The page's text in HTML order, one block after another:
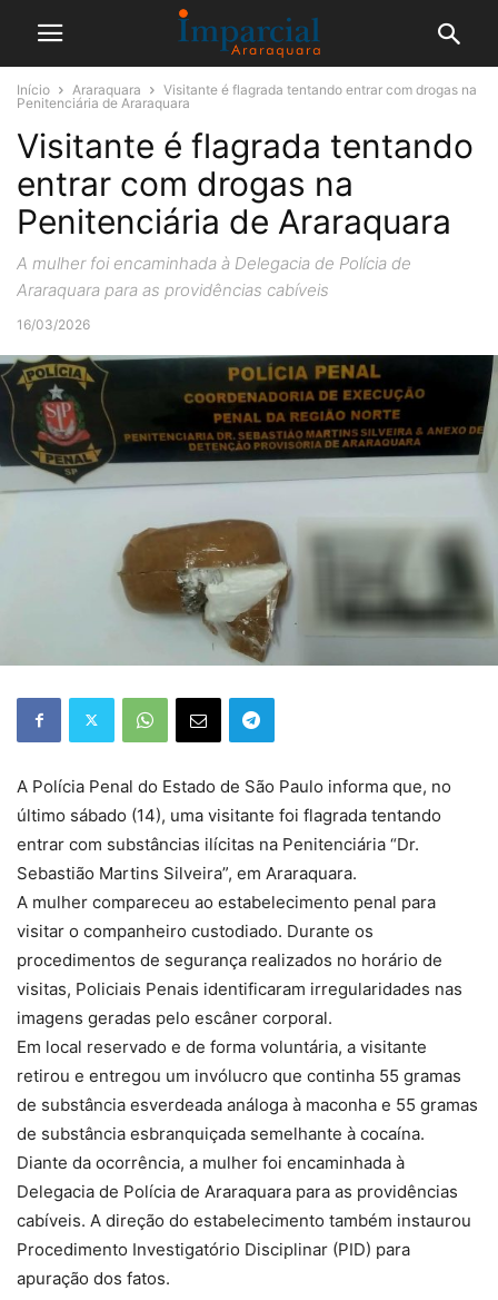
Início Araraquara
Visitante é flagrada tentando entrar com drogas na
Penitenciária de Araraquara
Visitante é flagrada tentando
entrar com drogas na
Penitenciária de Araraquara
A mulher foi encaminhada à Delegacia de Polícia de
Araraquara para as providências cabíveis
16/03/2026
A Polícia Penal do Estado de São Paulo informa que, no
último sábado (14), uma visitante foi flagrada tentando
entrar com substâncias ilícitas na Penitenciária “Dr.
Sebastião Martins Silveira”, em Araraquara.
A mulher compareceu ao estabelecimento penal para
visitar o companheiro custodiado. Durante os
procedimentos de segurança realizados no horário de
visitas, Policiais Penais identificaram irregularidades nas
imagens geradas pelo escâner corporal.
Em local reservado e de forma voluntária, a visitante
retirou e entregou um invólucro que continha 55 gramas
de substância esverdeada análoga à maconha e 55 gramas
de substância esbranquiçada semelhante à cocaína.
Diante da ocorrência, a mulher foi encaminhada à
Delegacia de Polícia de Araraquara para as providências
cabíveis. A direção do estabelecimento também instaurou
Procedimento Investigatório Disciplinar (PID) para
apuração dos fatos.